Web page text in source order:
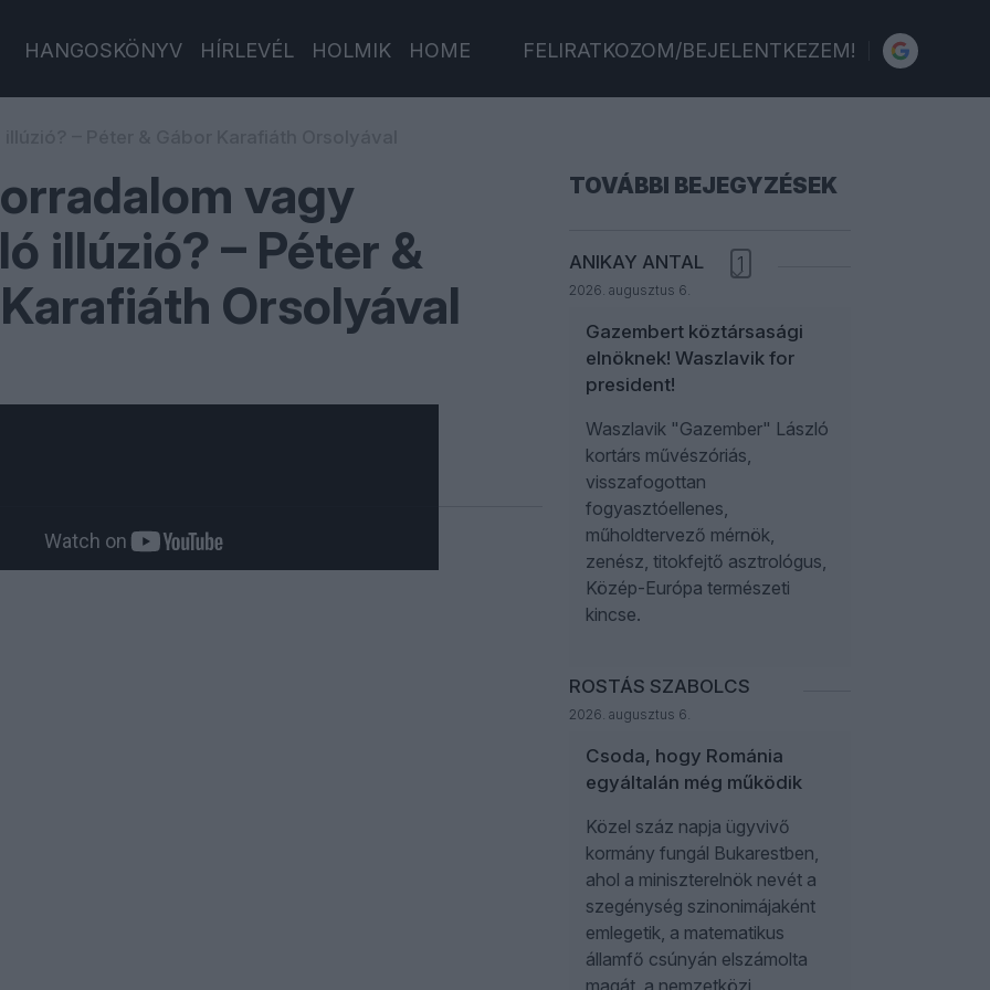
HANGOSKÖNYV HÍRLEVÉL HOLMIK HOME FELIRATKOZOM/BEJELENTKEZEM!
vagy
illúzió? – Péter &
Orsolyával
TOVÁBBI BEJEGYZÉSEK
ANIKAY ANTAL
2026. augusztus 6.
1
Gazembert köztársasági
elnöknek! Waszlavik for
president!
Waszlavik "Gazember" László
kortárs művészóriás,
visszafogottan
fogyasztóellenes,
műholdtervező mérnök,
zenész, titokfejtő asztrológus,
Közép-Európa természeti
kincse.
ROSTÁS SZABOLCS
2026. augusztus 6.
Csoda, hogy Románia
egyáltalán még működik
Közel száz napja ügyvivő
kormány fungál Bukarestben,
ahol a miniszterelnök nevét a
szegénység szinonimájaként
emlegetik, a matematikus
államfő csúnyán elszámolta
magát, a nemzetközi